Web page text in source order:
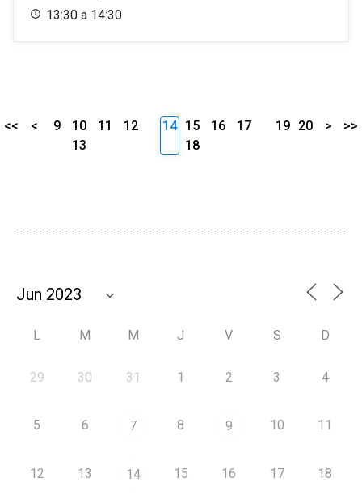
13:30 a 14:30
<< < 9 10 11
12
13
14 15 16
17
18
19 20 > >>
L M M J V S D
29 30 31 1 2 3 4
5 6 7 8 9 10 11
12 13 14 15 16 17 18